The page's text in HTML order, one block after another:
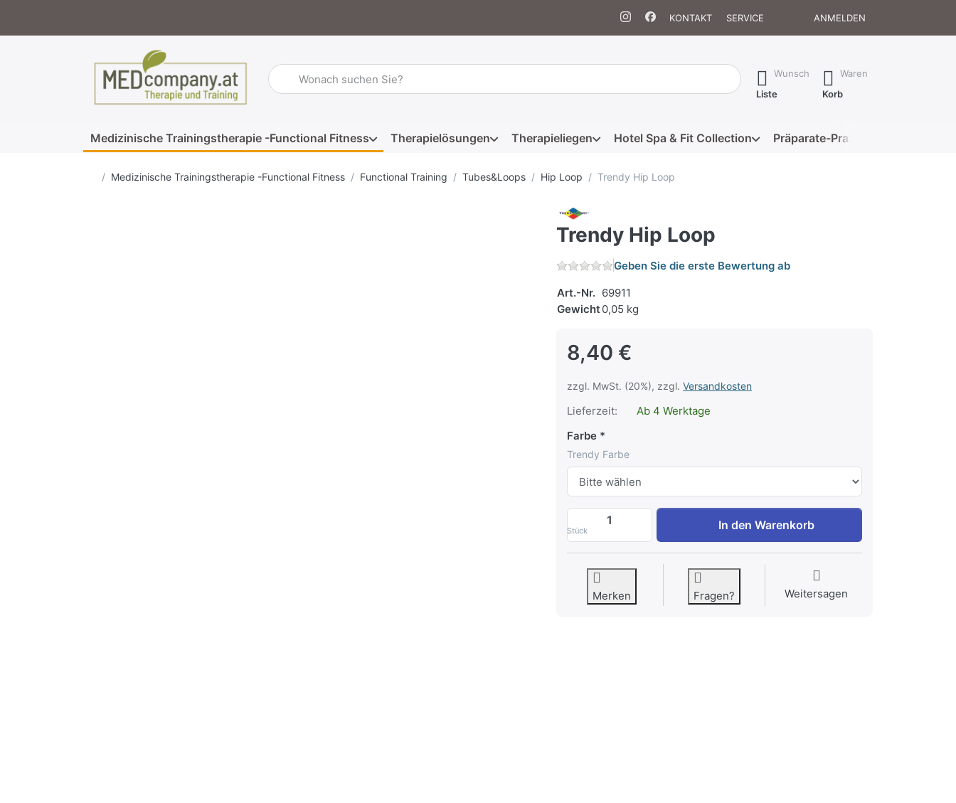
KONTAKT SERVICE ANMELDEN
Geben Sie einen Suchbegriff ein. Während Sie tippen, erscheinen automatisch erste Ergebnisse. Drücken Sie die Eingabetaste, um alle
Wunsch
Liste
Waren
Korb
Medizinische Trainingstherapie -Functional Fitness Therapielösungen Therapieliegen Hotel Spa & Fit Collection Präparate-Praxis
Startseite
Medizinische Trainingstherapie -Functional Fitness Functional Training Tubes&Loops Hip Loop Trendy Hip Loop
Trendy Hip Loop
Geben Sie die erste Bewertung ab
Art.-Nr. 69911
Gewicht 0,05 kg
8,40 €
zzgl. MwSt. (20%), zzgl. Versandkosten
Lieferzeit:
Ab 4 Werktage
Farbe
Trendy Farbe
Stück
Trendy Hip Loop zu 8,40 €, Menge 1.
In den Warenkorb
Merken Fragen? Weitersagen